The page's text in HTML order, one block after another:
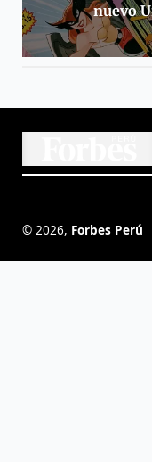
nuevo
© 2026, Forbes Perú